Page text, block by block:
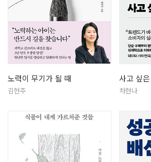
노력이 무기가 될 때
김현주
사고 싶
차현나